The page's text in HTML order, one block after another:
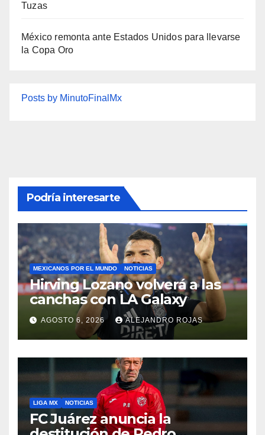
Tuzas
México remonta ante Estados Unidos para llevarse
la Copa Oro
Posts by MinutoFinalMx
Podría interesarte
MEXICANOS POR EL MUNDO NOTICIAS
Hirving Lozano volverá a las
canchas con LA Galaxy
AGOSTO 6, 2026 ALEJANDRO ROJAS
LIGA MX NOTICIAS
FC Juárez anuncia la